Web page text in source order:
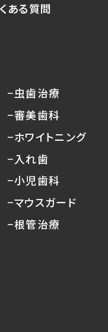
ある質問
−虫歯治療
−審美歯科
−ホワイトニング
−入れ歯
−小児歯科
−マウスガード
−根管治療